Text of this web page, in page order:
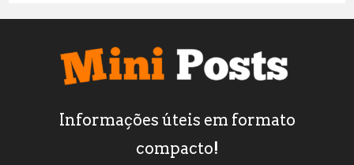
Informações úteis em formato
compacto!